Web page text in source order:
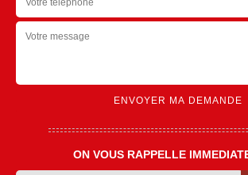
ON VOUS RAPPELLE